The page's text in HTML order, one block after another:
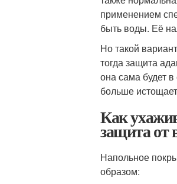
применением
быть воды. Её
Но такой
тогда защита
она сама будет
больше
Как
защита от
Напольное
образом: